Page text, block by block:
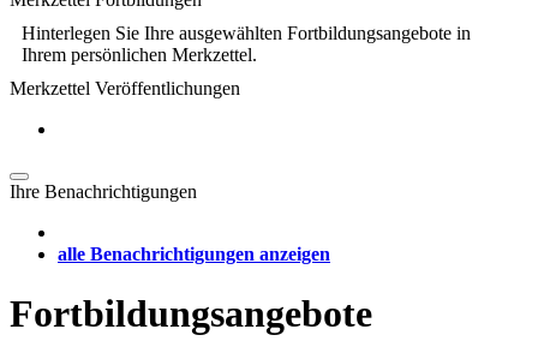
Hinterlegen Sie Ihre ausgewählten Fortbildungsangebote in
Ihrem persönlichen Merkzettel.
Merkzettel Veröffentlichungen
Ihre Benachrichtigungen
alle Benachrichtigungen anzeigen
Fortbildungsangebote